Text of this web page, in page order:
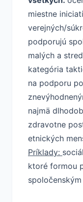
miestne
verejných/
podporujú
malých a
kategória
na podporu
najmä
zdravotne
etnických
Príklady:
ktoré formou